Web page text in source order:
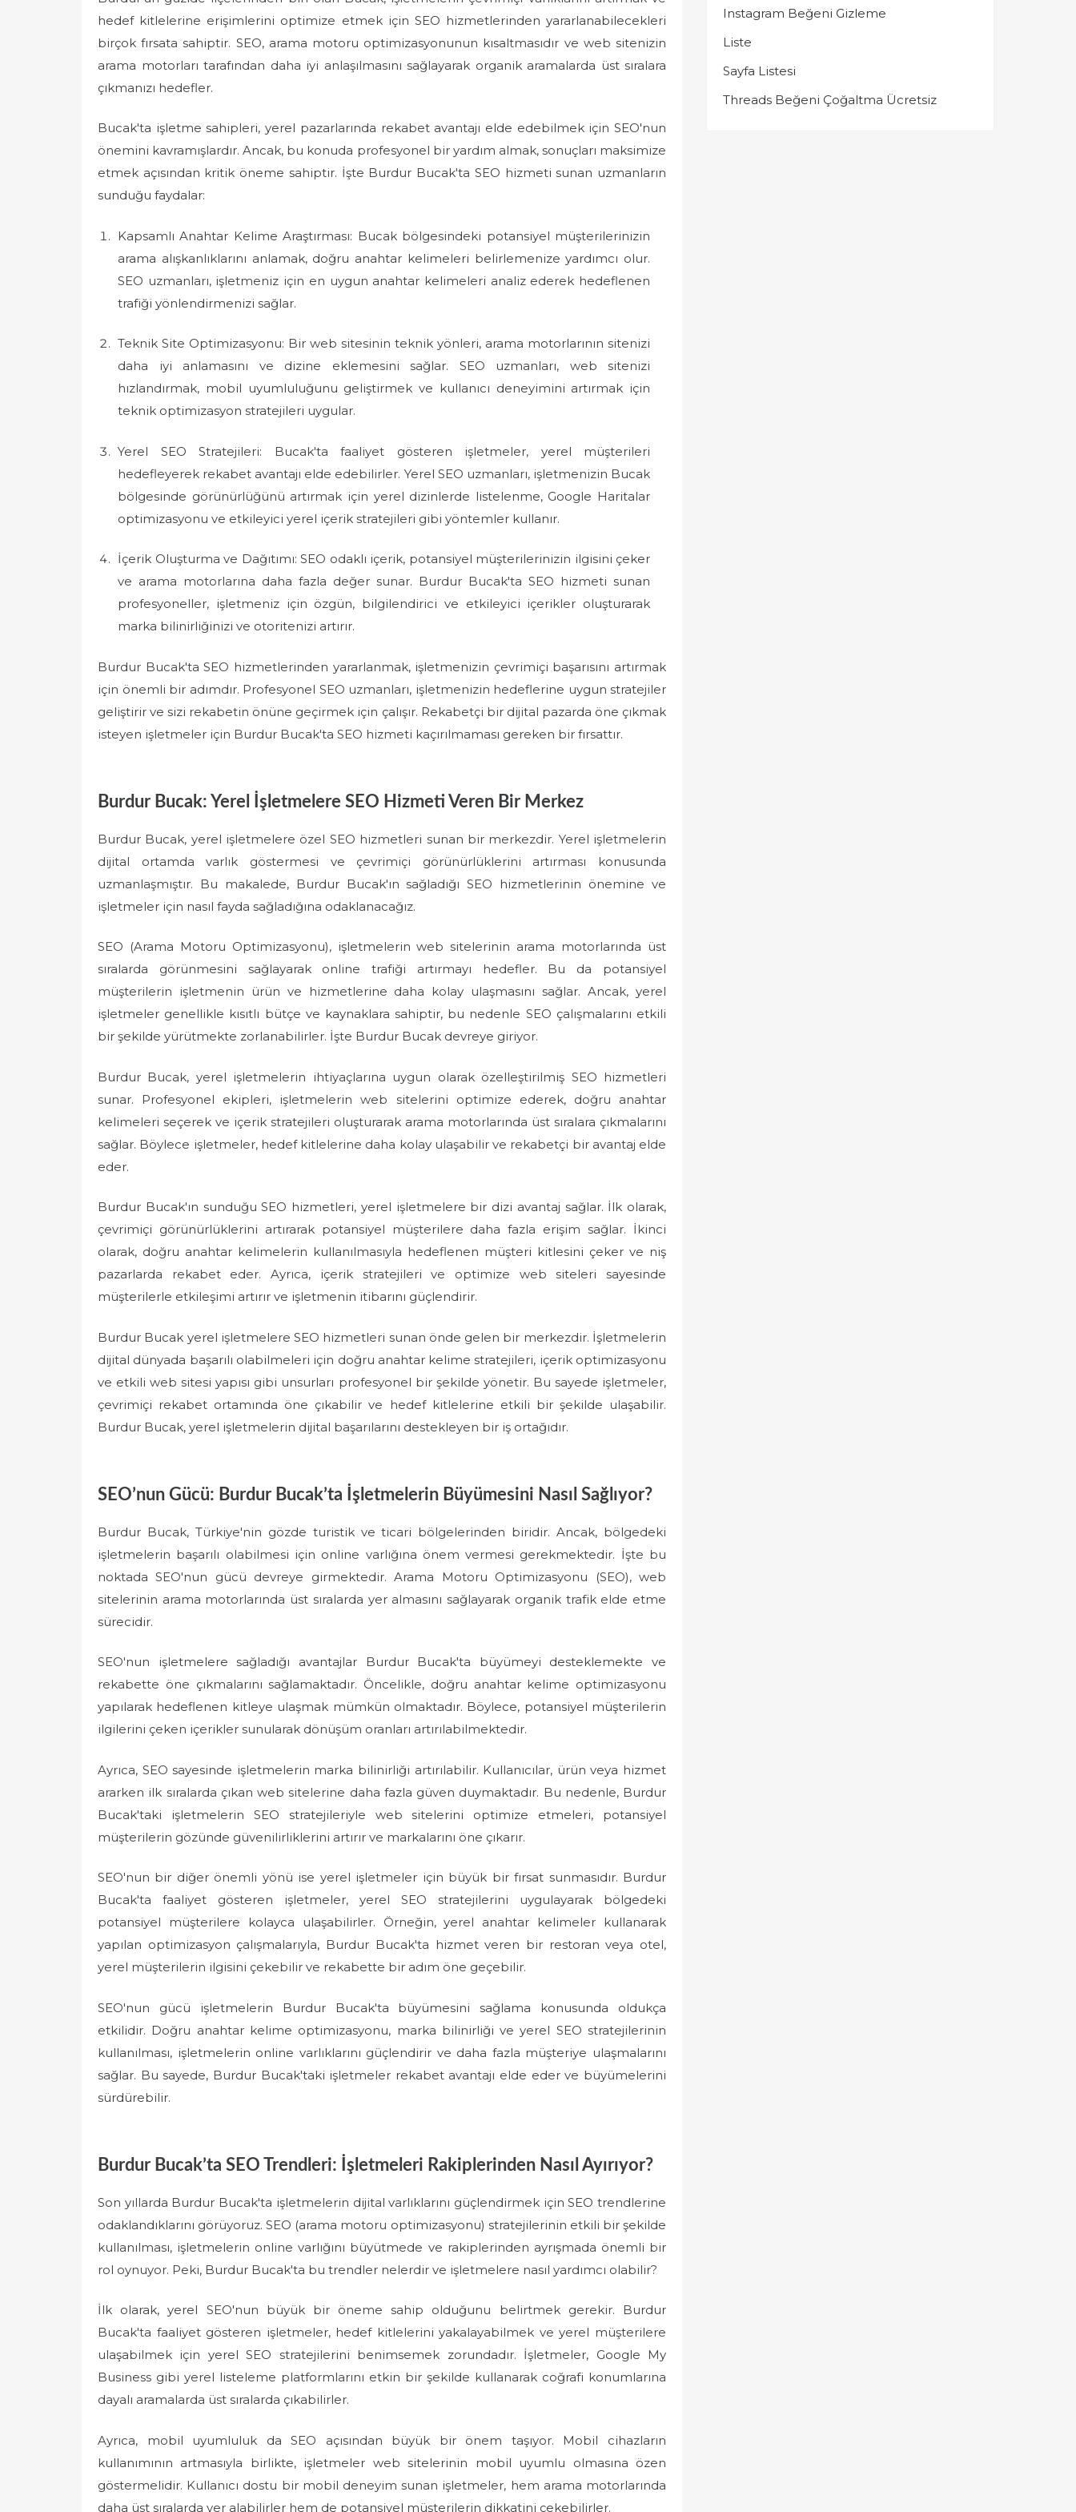
e
n
hedef kitlelerine erişimlerini optimize etmek için SEO hizmetlerinden yararlanabilecekleri
birçok fırsata sahiptir. SEO, arama motoru optimizasyonunun kısaltmasıdır ve web sitenizin
arama motorları tarafından daha iyi anlaşılmasını sağlayarak organik aramalarda üst sıralara
çıkmanızı hedefler.
Bucak'ta işletme sahipleri, yerel pazarlarında rekabet avantajı elde edebilmek için SEO'nun
önemini kavramışlardır. Ancak, bu konuda profesyonel bir yardım almak, sonuçları maksimize
etmek açısından kritik öneme sahiptir. İşte Burdur Bucak'ta SEO hizmeti sunan uzmanların
sunduğu faydalar:
Kapsamlı Anahtar Kelime Araştırması: Bucak bölgesindeki potansiyel müşterilerinizin
arama alışkanlıklarını anlamak, doğru anahtar kelimeleri belirlemenize yardımcı olur.
SEO uzmanları, işletmeniz için en uygun anahtar kelimeleri analiz ederek hedeflenen
trafiği yönlendirmenizi sağlar.
Teknik Site Optimizasyonu: Bir web sitesinin teknik yönleri, arama motorlarının sitenizi
daha iyi anlamasını ve dizine eklemesini sağlar. SEO uzmanları, web sitenizi
hızlandırmak, mobil uyumluluğunu geliştirmek ve kullanıcı deneyimini artırmak için
teknik optimizasyon stratejileri uygular.
Yerel SEO Stratejileri: Bucak'ta faaliyet gösteren işletmeler, yerel müşterileri
hedefleyerek rekabet avantajı elde edebilirler. Yerel SEO uzmanları, işletmenizin Bucak
bölgesinde görünürlüğünü artırmak için yerel dizinlerde listelenme, Google Haritalar
optimizasyonu ve etkileyici yerel içerik stratejileri gibi yöntemler kullanır.
İçerik Oluşturma ve Dağıtımı: SEO odaklı içerik, potansiyel müşterilerinizin ilgisini çeker
ve arama motorlarına daha fazla değer sunar. Burdur Bucak'ta SEO hizmeti sunan
profesyoneller, işletmeniz için özgün, bilgilendirici ve etkileyici içerikler oluşturarak
marka bilinirliğinizi ve otoritenizi artırır.
Burdur Bucak'ta SEO hizmetlerinden yararlanmak, işletmenizin çevrimiçi başarısını artırmak
için önemli bir adımdır. Profesyonel SEO uzmanları, işletmenizin hedeflerine uygun stratejiler
geliştirir ve sizi rekabetin önüne geçirmek için çalışır. Rekabetçi bir dijital pazarda öne çıkmak
isteyen işletmeler için Burdur Bucak'ta SEO hizmeti kaçırılmaması gereken bir fırsattır.
Burdur Bucak: Yerel İşletmelere SEO Hizmeti Veren Bir Merkez
Burdur Bucak, yerel işletmelere özel SEO hizmetleri sunan bir merkezdir. Yerel işletmelerin
dijital ortamda varlık göstermesi ve çevrimiçi görünürlüklerini artırması konusunda
uzmanlaşmıştır. Bu makalede, Burdur Bucak'ın sağladığı SEO hizmetlerinin önemine ve
işletmeler için nasıl fayda sağladığına odaklanacağız.
SEO (Arama Motoru Optimizasyonu), işletmelerin web sitelerinin arama motorlarında üst
sıralarda görünmesini sağlayarak online trafiği artırmayı hedefler. Bu da potansiyel
müşterilerin işletmenin ürün ve hizmetlerine daha kolay ulaşmasını sağlar. Ancak, yerel
işletmeler genellikle kısıtlı bütçe ve kaynaklara sahiptir, bu nedenle SEO çalışmalarını etkili
bir şekilde yürütmekte zorlanabilirler. İşte Burdur Bucak devreye giriyor.
Burdur Bucak, yerel işletmelerin ihtiyaçlarına uygun olarak özelleştirilmiş SEO hizmetleri
sunar. Profesyonel ekipleri, işletmelerin web sitelerini optimize ederek, doğru anahtar
kelimeleri seçerek ve içerik stratejileri oluşturarak arama motorlarında üst sıralara çıkmalarını
sağlar. Böylece işletmeler, hedef kitlelerine daha kolay ulaşabilir ve rekabetçi bir avantaj elde
eder.
Burdur Bucak'ın sunduğu SEO hizmetleri, yerel işletmelere bir dizi avantaj sağlar. İlk olarak,
çevrimiçi görünürlüklerini artırarak potansiyel müşterilere daha fazla erişim sağlar. İkinci
olarak, doğru anahtar kelimelerin kullanılmasıyla hedeflenen müşteri kitlesini çeker ve niş
pazarlarda rekabet eder. Ayrıca, içerik stratejileri ve optimize web siteleri sayesinde
müşterilerle etkileşimi artırır ve işletmenin itibarını güçlendirir.
Burdur Bucak yerel işletmelere SEO hizmetleri sunan önde gelen bir merkezdir. İşletmelerin
dijital dünyada başarılı olabilmeleri için doğru anahtar kelime stratejileri, içerik optimizasyonu
ve etkili web sitesi yapısı gibi unsurları profesyonel bir şekilde yönetir. Bu sayede işletmeler,
çevrimiçi rekabet ortamında öne çıkabilir ve hedef kitlelerine etkili bir şekilde ulaşabilir.
Burdur Bucak, yerel işletmelerin dijital başarılarını destekleyen bir iş ortağıdır.
SEO’nun Gücü: Burdur Bucak’ta İşletmelerin Büyümesini Nasıl Sağlıyor?
Burdur Bucak, Türkiye'nin gözde turistik ve ticari bölgelerinden biridir. Ancak, bölgedeki
işletmelerin başarılı olabilmesi için online varlığına önem vermesi gerekmektedir. İşte bu
noktada SEO'nun gücü devreye girmektedir. Arama Motoru Optimizasyonu (SEO), web
sitelerinin arama motorlarında üst sıralarda yer almasını sağlayarak organik trafik elde etme
sürecidir.
SEO'nun işletmelere sağladığı avantajlar Burdur Bucak'ta büyümeyi desteklemekte ve
rekabette öne çıkmalarını sağlamaktadır. Öncelikle, doğru anahtar kelime optimizasyonu
yapılarak hedeflenen kitleye ulaşmak mümkün olmaktadır. Böylece, potansiyel müşterilerin
ilgilerini çeken içerikler sunularak dönüşüm oranları artırılabilmektedir.
Ayrıca, SEO sayesinde işletmelerin marka bilinirliği artırılabilir. Kullanıcılar, ürün veya hizmet
ararken ilk sıralarda çıkan web sitelerine daha fazla güven duymaktadır. Bu nedenle, Burdur
Bucak'taki işletmelerin SEO stratejileriyle web sitelerini optimize etmeleri, potansiyel
müşterilerin gözünde güvenilirliklerini artırır ve markalarını öne çıkarır.
SEO'nun bir diğer önemli yönü ise yerel işletmeler için büyük bir fırsat sunmasıdır. Burdur
Bucak'ta faaliyet gösteren işletmeler, yerel SEO stratejilerini uygulayarak bölgedeki
potansiyel müşterilere kolayca ulaşabilirler. Örneğin, yerel anahtar kelimeler kullanarak
yapılan optimizasyon çalışmalarıyla, Burdur Bucak'ta hizmet veren bir restoran veya otel,
yerel müşterilerin ilgisini çekebilir ve rekabette bir adım öne geçebilir.
SEO'nun gücü işletmelerin Burdur Bucak'ta büyümesini sağlama konusunda oldukça
etkilidir. Doğru anahtar kelime optimizasyonu, marka bilinirliği ve yerel SEO stratejilerinin
kullanılması, işletmelerin online varlıklarını güçlendirir ve daha fazla müşteriye ulaşmalarını
sağlar. Bu sayede, Burdur Bucak'taki işletmeler rekabet avantajı elde eder ve büyümelerini
sürdürebilir.
Burdur Bucak’ta SEO Trendleri: İşletmeleri Rakiplerinden Nasıl Ayırıyor?
Son yıllarda Burdur Bucak'ta işletmelerin dijital varlıklarını güçlendirmek için SEO trendlerine
odaklandıklarını görüyoruz. SEO (arama motoru optimizasyonu) stratejilerinin etkili bir şekilde
kullanılması, işletmelerin online varlığını büyütmede ve rakiplerinden ayrışmada önemli bir
rol oynuyor. Peki, Burdur Bucak'ta bu trendler nelerdir ve işletmelere nasıl yardımcı olabilir?
İlk olarak, yerel SEO'nun büyük bir öneme sahip olduğunu belirtmek gerekir. Burdur
Bucak'ta faaliyet gösteren işletmeler, hedef kitlelerini yakalayabilmek ve yerel müşterilere
ulaşabilmek için yerel SEO stratejilerini benimsemek zorundadır. İşletmeler, Google My
Business gibi yerel listeleme platformlarını etkin bir şekilde kullanarak coğrafi konumlarına
dayalı aramalarda üst sıralarda çıkabilirler.
Ayrıca, mobil uyumluluk da SEO açısından büyük bir önem taşıyor. Mobil cihazların
kullanımının artmasıyla birlikte, işletmeler web sitelerinin mobil uyumlu olmasına özen
göstermelidir. Kullanıcı dostu bir mobil deneyim sunan işletmeler, hem arama motorlarında
daha üst sıralarda yer alabilirler hem de potansiyel müşterilerin dikkatini çekebilirler.
Instagram Beğeni Gizleme
Liste
Sayfa Listesi
Threads Beğeni Çoğaltma Ücretsiz